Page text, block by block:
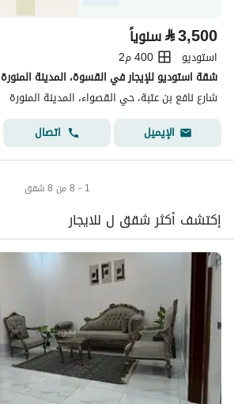
⃁3,500 سنوياً
استوديو
400 م2
شقة استوديو للإيجار في القسوة، المدينة المنورة
شارع نافع بن عتبة، حي القصواء، المدينة المنورة
الإيميل
اتصال
1 - 8 من 8 شقق
إكتشف أكثر شقق ل للايجار